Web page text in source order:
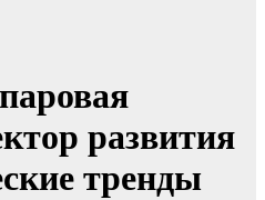
развития
тренды